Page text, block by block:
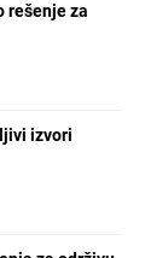
rešenje za
izvori